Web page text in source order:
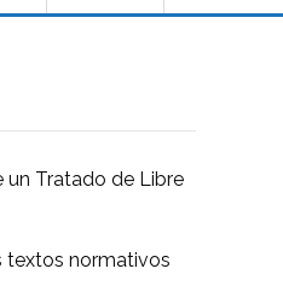
un Tratado de Libre
textos normativos